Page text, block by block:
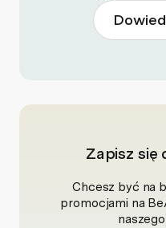
Zapisz się
Chcesz być na
promocjami na